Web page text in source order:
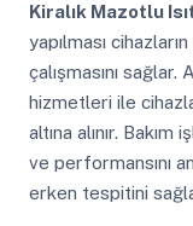
Kiralık Mazotlu
yapılması
çalışmasını sağlar.
hizmetleri ile
altına alınır. Bakım
ve performansını
erken tespitini